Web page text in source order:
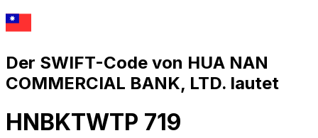
Der SWIFT-Code von HUA NAN
COMMERCIAL BANK, LTD. lautet
HNBKTWTP 719